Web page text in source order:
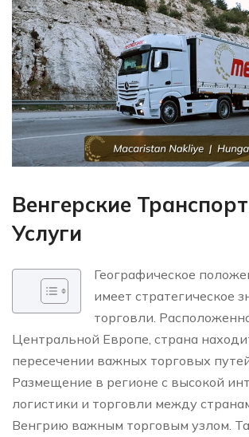
Венгерские
Услуги
Географическое
имеет стратегическое
торговли.
Центральной Европе, страна
пересечении важных торговых
Размещение в регионе с высокой
логистики и торговли между
Венгрию важным торговым узлом.